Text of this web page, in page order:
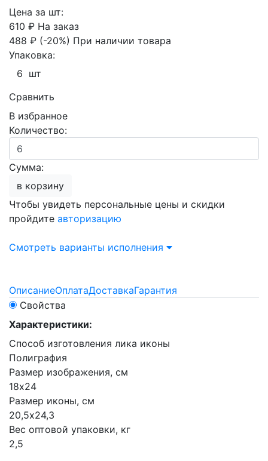
Цена за шт:
610 ₽ На заказ
488 ₽ (-20%) При наличии товара
Упаковка:
6 шт
Сравнить
В избранное
Количество:
Сумма:
в корзину
Чтобы увидеть персональные цены и скидки
пройдите авторизацию
Смотреть варианты исполнения
ОписаниеОплатаДоставкаГарантия
Свойства
Характеристики:
Способ изготовления лика иконы
Полиграфия
Размер изображения, см
18х24
Размер иконы, см
20,5х24,3
Вес оптовой упаковки, кг
2,5